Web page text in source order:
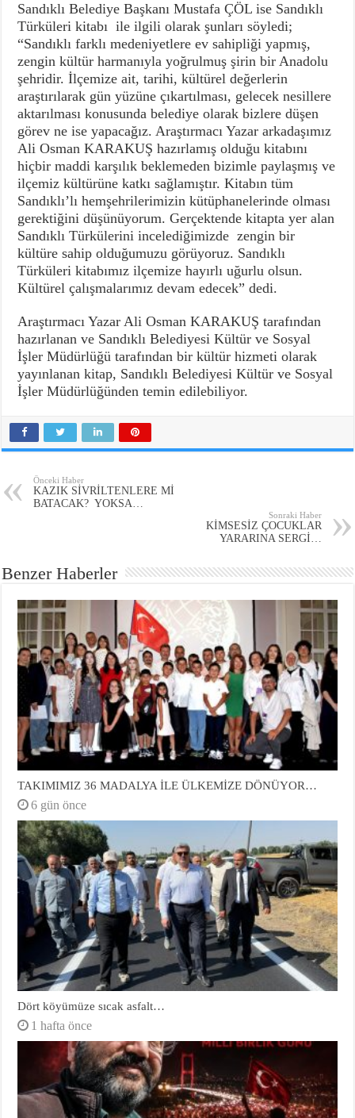
Sandıklı Belediye Başkanı Mustafa ÇÖL ise Sandıklı
Türküleri kitabı ile ilgili olarak şunları söyledi;
“Sandıklı farklı medeniyetlere ev sahipliği yapmış,
zengin kültür harmanıyla yoğrulmuş şirin bir Anadolu
şehridir. İlçemize ait, tarihi, kültürel değerlerin
araştırılarak gün yüzüne çıkartılması, gelecek nesillere
aktarılması konusunda belediye olarak bizlere düşen
görev ne ise yapacağız. Araştırmacı Yazar arkadaşımız
Ali Osman KARAKUŞ hazırlamış olduğu kitabını
hiçbir maddi karşılık beklemeden bizimle paylaşmış ve
ilçemiz kültürüne katkı sağlamıştır. Kitabın tüm
Sandıklı’lı hemşehrilerimizin kütüphanelerinde olması
gerektiğini düşünüyorum. Gerçektende kitapta yer alan
Sandıklı Türkülerini incelediğimizde zengin bir
kültüre sahip olduğumuzu görüyoruz. Sandıklı
Türküleri kitabımız ilçemize hayırlı uğurlu olsun.
Kültürel çalışmalarımız devam edecek” dedi.
Araştırmacı Yazar Ali Osman KARAKUŞ tarafından
hazırlanan ve Sandıklı Belediyesi Kültür ve Sosyal
İşler Müdürlüğü tarafından bir kültür hizmeti olarak
yayınlanan kitap, Sandıklı Belediyesi Kültür ve Sosyal
İşler Müdürlüğünden temin edilebiliyor.
Önceki Haber
KAZIK SİVRİLTENLERE Mİ
BATACAK? YOKSA…
Sonraki Haber
KİMSESİZ ÇOCUKLAR
YARARINA SERGİ…
Benzer Haberler
TAKIMIMIZ 36 MADALYA İLE ÜLKEMİZE DÖNÜYOR…
6 gün önce
Dört köyümüze sıcak asfalt…
1 hafta önce